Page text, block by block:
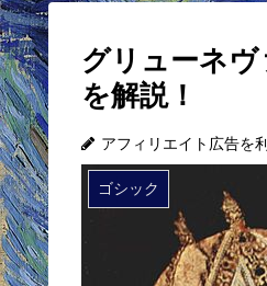
グリューネヴ
を解説！
アフィリエイト広告を
ゴシック